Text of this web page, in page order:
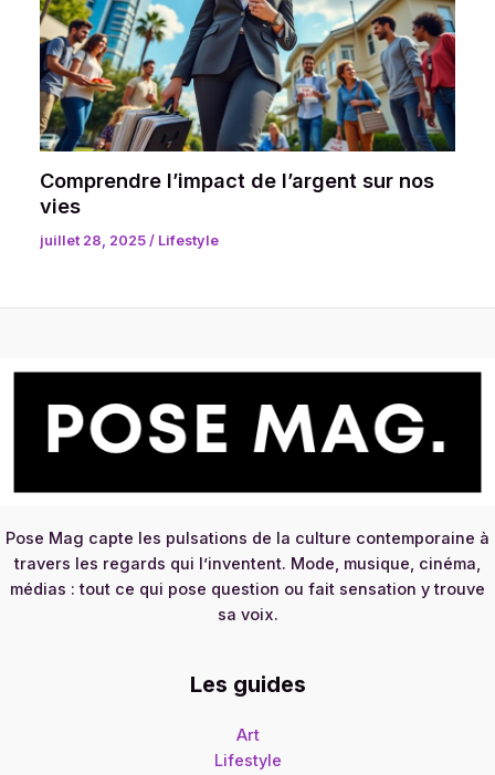
Comprendre l’impact de l’argent sur nos
vies
juillet 28, 2025 / Lifestyle
Pose Mag capte les pulsations de la culture contemporaine à
travers les regards qui l’inventent. Mode, musique, cinéma,
médias : tout ce qui pose question ou fait sensation y trouve
sa voix.
Les guides
Art
Lifestyle